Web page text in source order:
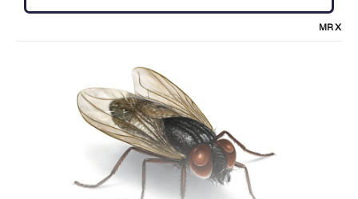
MR X